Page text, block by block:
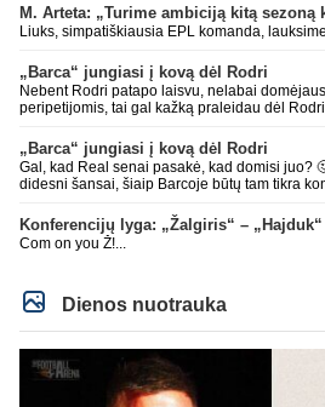
Liuks, simpatiškiausia EPL komanda,
„Barca“ jungiasi į kovą dėl Rodri
Nebent Rodri patapo laisvu, nelabai
peripetijomis, tai gal kažką praleidau dėl Rodri
„Barca“ jungiasi į kovą dėl Rodri
Gal, kad Real senai pasakė, kad domisi juo?
didesni šansai, šiaip Barcoje būtų tam tikra
beveik pusę rinktinės Barcos žaidėjų, realiai
susižaides. O Real vėl bus prisipirks
dabartiniai pirkimai ir atrodytų grėsmingi
kirmėlių irštva, o ne klubas. To pačio Mbappe
buvo dėl nesėkmių. Beje Man City su Barca
neinsu Real, tai čia ir klausimas. Nes Rodri
Man City su Real susitars.
Com on you Ž!...
Dienos nuotrauka